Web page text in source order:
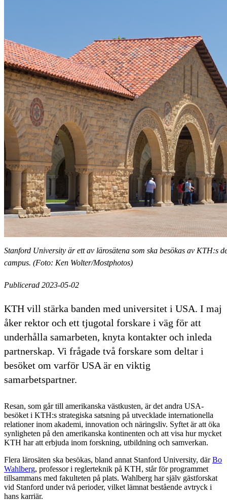
Stanford University är ett av lärosätena som ska besökas av KTH:s
campus. (Foto: Ken Wolter/Mostphotos)
Publicerad 2023-05-02
KTH vill stärka banden med universitet i USA. I maj
åker rektor och ett tjugotal forskare i väg för att
underhålla samarbeten, knyta kontakter och inleda
partnerskap. Vi frågade två forskare som deltar i
besöket om varför USA är en viktig
samarbetspartner.
Resan, som går till amerikanska västkusten, är det andra USA-
besöket i KTH:s strategiska satsning på utvecklade internationella
relationer inom akademi, innovation och näringsliv. Syftet är att öka
synligheten på den amerikanska kontinenten och att visa hur mycket
KTH har att erbjuda inom forskning, utbildning och samverkan.
Flera lärosäten ska besökas, bland annat Stanford University, därBo
Wahlberg, professor i reglerteknik på KTH, står för programmet
tillsammans med fakulteten på plats. Wahlberg har själv gästforskat
vid Stanford under två perioder, vilket lämnat bestående avtryck i
hans karriär.